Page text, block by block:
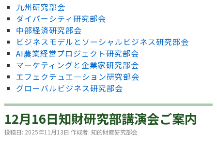
九州研究部会
ダイバーシティ研究部会
中部経済研究部会
ビジネスモデルとソーシャルビジネス研究部会
AI農業経営プロジェクト研究部会
マーケティングと企業家研究部会
エフェクチュエ―ション研究部会
グローバルビジネス研究部会
12月16日知財研究部講演会ご案内
投稿日: 2025年11月13日 作成者: 知的財産研究部会